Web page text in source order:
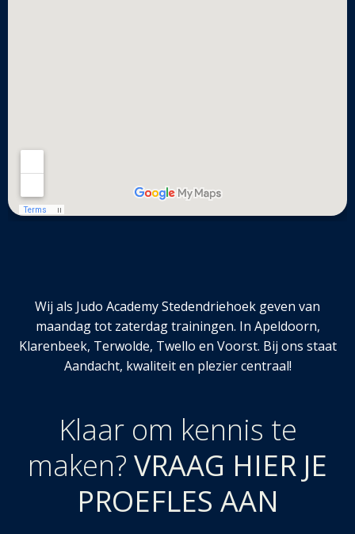
Wij als Judo Academy Stedendriehoek geven van
maandag tot zaterdag trainingen. In Apeldoorn,
Klarenbeek, Terwolde, Twello en Voorst. Bij ons staat
Aandacht, kwaliteit en plezier centraal!
Klaar om kennis te
maken? VRAAG HIER JE
PROEFLES AAN